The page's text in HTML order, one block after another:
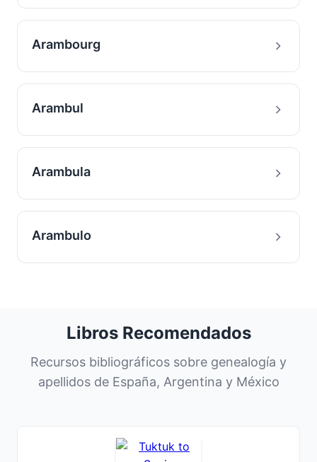
Arambourg
Arambul
Arambula
Arambulo
Libros Recomendados
Recursos bibliográficos sobre genealogía y
apellidos de España, Argentina y México